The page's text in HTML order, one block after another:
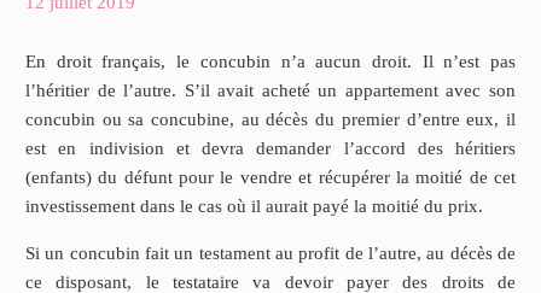
En droit français, le concubin n’a aucun droit. Il n’est pas
l’héritier de l’autre. S’il avait acheté un appartement avec son
concubin ou sa concubine, au décès du premier d’entre eux, il
est en indivision et devra demander l’accord des héritiers
(enfants) du défunt pour le vendre et récupérer la moitié de cet
investissement dans le cas où il aurait payé la moitié du prix.
Si un concubin fait un testament au profit de l’autre, au décès de
ce disposant, le testataire va devoir payer des droits de